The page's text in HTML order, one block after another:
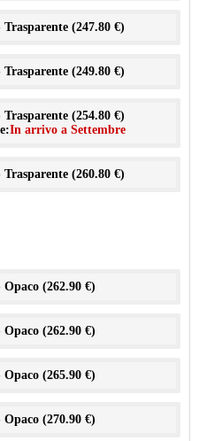
(247.80 €)
(249.80 €)
(254.80 €)
In arrivo a Settembre
(260.80 €)
Opaco (262.90 €)
Opaco (262.90 €)
Opaco (265.90 €)
Opaco (270.90 €)